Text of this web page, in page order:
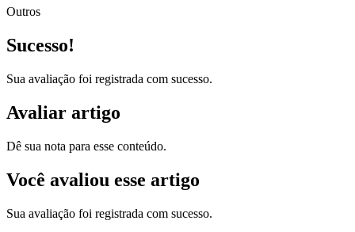
Outros
Sucesso!
Sua avaliação foi registrada com sucesso.
Avaliar artigo
Dê sua nota para esse conteúdo.
Você avaliou esse artigo
Sua avaliação foi registrada com sucesso.